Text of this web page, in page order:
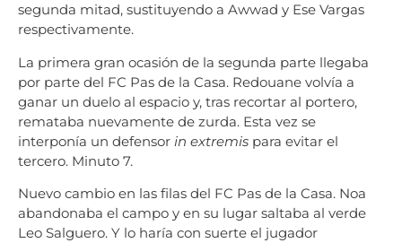
segunda mitad, sustituyendo a Awwad y Ese Vargas
respectivamente.
La primera gran ocasión de la segunda parte llegaba
por parte del FC Pas de la Casa. Redouane volvía a
ganar un duelo al espacio y, tras recortar al portero,
remataba nuevamente de zurda. Esta vez se
interponía un defensor in extremis para evitar el
tercero. Minuto 7.
Nuevo cambio en las filas del FC Pas de la Casa. Noa
abandonaba el campo y en su lugar saltaba al verde
Leo Salguero. Y lo haría con suerte el jugador